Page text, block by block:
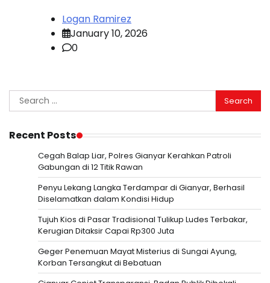
Logan Ramirez
January 10, 2026
0
Search
for:
Recent Posts
Cegah Balap Liar, Polres Gianyar Kerahkan Patroli
Gabungan di 12 Titik Rawan
Penyu Lekang Langka Terdampar di Gianyar, Berhasil
Diselamatkan dalam Kondisi Hidup
Tujuh Kios di Pasar Tradisional Tulikup Ludes Terbakar,
Kerugian Ditaksir Capai Rp300 Juta
Geger Penemuan Mayat Misterius di Sungai Ayung,
Korban Tersangkut di Bebatuan